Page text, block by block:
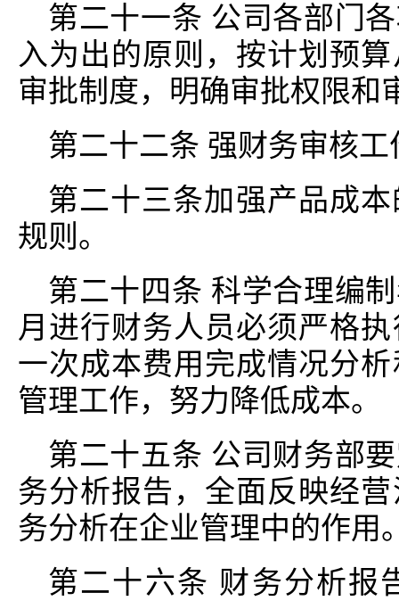
第二十一条 公司各部门
入为出的原则，按计划预
审批制度，明确审批权限和
第二十二条 强财务审核工
第二十三条加强产品成
规则。
第二十四条 科学合理编
月进行财务人员必须严格
一次成本费用完成情况分
管理工作，努力降低成本。
第二十五条 公司财务部
务分析报告，全面反映经
务分析在企业管理中的作用
第二十六条 财务分析报